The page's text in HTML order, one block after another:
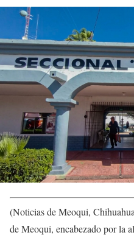
(Noticias de Meoqui,
de Meoqui, encabezado por la